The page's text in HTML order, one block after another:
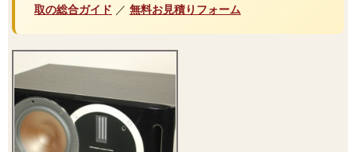
取の総合ガイド ／ 無料お見積りフォーム